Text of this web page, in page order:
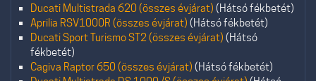
Ducati Multistrada 620 (összes évjárat) (Hátsó fékbetét)
Aprilia RSV1000R (összes évjárat) (Hátsó fékbetét)
Ducati Sport Turismo ST2 (összes évjárat) (Hátsó
fékbetét)
Cagiva Raptor 650 (összes évjárat) (Hátsó fékbetét)